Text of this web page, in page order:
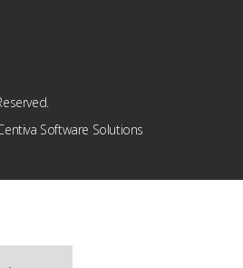
Software Solutions